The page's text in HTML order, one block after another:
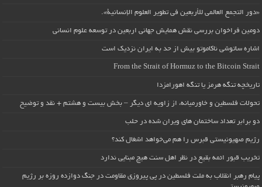
«دور التجمع العالمي للأربعين في تطوير العلوم الإنسانية».
دومین فراخوان بررسی نقش همایش جهانی اربعین در توسعه علوم انسانی
اشاره ساتوشی ناکاموتو بیش از حد به ایران نزدیک است
From the Strait of Hormuz to the Bitcoin Strait
تاریخچه تنگه هرمز یا تنگه اهورامزدا
تحولات فلسطین و خاورمیانه، از زاویه ای دیگر – بخش بیست و هشتم + نقد و توضیح
دو برابر تعداد ساختمان های ویران شده در حلب
رژیم صهیونیستی قبرس را هم می‌خواهد اشغال کند؟
تخریب قبور ائمه بقیع در نظر اهل سنت هیچ مبنایی ندارد
پیام رهبر انقلاب به ملت فلسطین در پی پیروزی مقاومت در جنگ دوازده روزه بر رژیم